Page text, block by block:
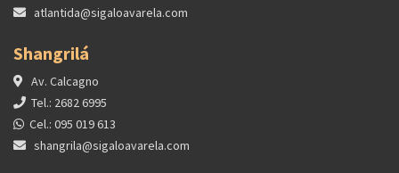
atlantida@sigaloavarela.com
Shangrilá
Av. Calcagno
Tel.: 2682 6995
Cel.: 095 019 613
shangrila@sigaloavarela.com